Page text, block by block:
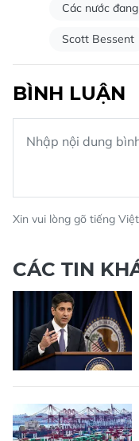
Các nước
Scott Bessent
BÌNH LUẬN
Xin vui lòng gõ tiếng
CÁC TIN